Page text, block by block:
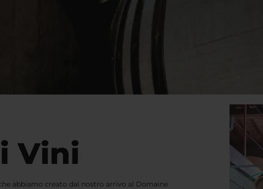
Vini
abbiamo creato dal nostro arrivo al Domaine